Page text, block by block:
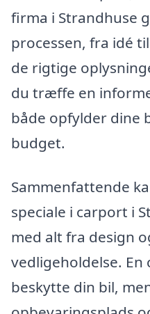
firma i Strandhuse
processen, fra idé
de rigtige
du træffe en
både opfylder dine
budget.
Sammenfattende
speciale i carport i
med alt fra design
vedligeholdelse.
beskytte din bil,